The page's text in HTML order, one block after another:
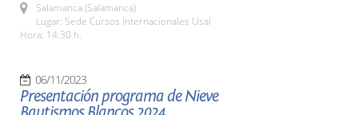
Salamanca (Salamanca)
Lugar: Sede Cursos Internacionales Usal
Hora: 14:30 h.
06/11/2023
Presentación programa de Nieve